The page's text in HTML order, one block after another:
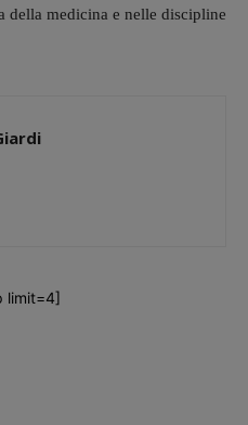
della medicina e nelle discipline
limit=4]